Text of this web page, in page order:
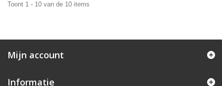
Toont 1 - 10 van de 10 items
Mijn account
Informatie